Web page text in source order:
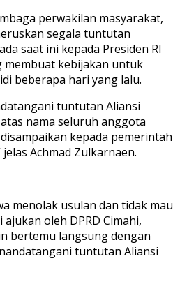
perwakilan masyarakat,
segala tuntutan
saat ini kepada Presiden RI
membuat kebijakan untuk
beberapa hari yang lalu.
tuntutan Aliansi
nama seluruh anggota
kepada pemerintah
Achmad Zulkarnaen.
menolak usulan dan tidak mau
oleh DPRD Cimahi,
bertemu langsung dengan
tuntutan Aliansi